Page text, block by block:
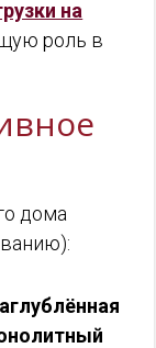
на
роль в
дома